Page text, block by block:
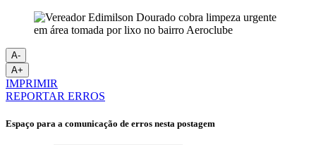
A-
A+
IMPRIMIR
REPORTAR ERROS
Espaço para a comunicação de erros nesta postagem